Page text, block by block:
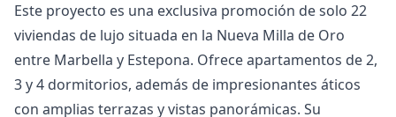
Este proyecto es una exclusiva promoción de solo 22
viviendas de lujo situada en la Nueva Milla de Oro
entre Marbella y Estepona. Ofrece apartamentos de 2,
3 y 4 dormitorios, además de impresionantes áticos
con amplias terrazas y vistas panorámicas. Su